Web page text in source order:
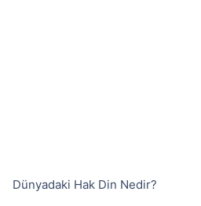
Dünyadaki Hak Din Nedir?